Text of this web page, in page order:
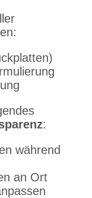
:
während
an Ort